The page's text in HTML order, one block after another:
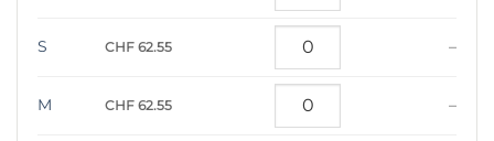
S CHF 62.55 –
M CHF 62.55 –